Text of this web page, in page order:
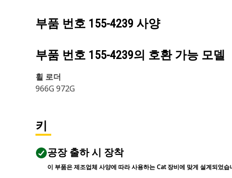
부품 번호 155-4239 사양
부품 번호 155-4239의 호환 가능 모델
휠 로더
966G 972G
키
공장 출하 시 장착
이 부품은 제조업체 사양에 따라 사용하는 Cat 장비에 맞게 설계되었습